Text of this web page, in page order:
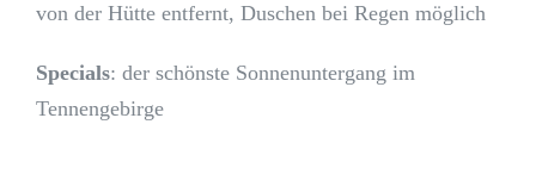
von der Hütte entfernt, Duschen bei Regen möglich
Specials: der schönste Sonnenuntergang im
Tennengebirge